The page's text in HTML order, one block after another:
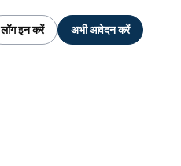
लॉग इन करें अभी आवेदन करें